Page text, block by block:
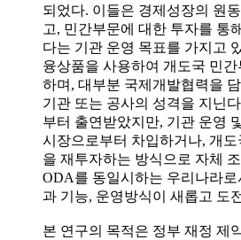
되었다. 이들은 경제성장의 원
고, 민간부문에 대한 투자를 통
다는 기관 운영 목표를 가지고
융상품을 사용하여 개도국 민
하며, 대부분 국제개발협력을
기관 또는 공사의 성격을 지닌
부터 출연받았지만, 기관 운영
시장으로부터 차입하거나, 개
을 재투자하는 방식으로 자체
ODA를 동일시하는 우리나라
과 기능, 운영방식이 새롭고 도
본 연구의 목적은 정부 재정 제